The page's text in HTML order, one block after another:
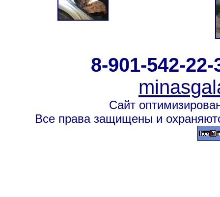
8-901-542-
Сайт
Все права защищены и